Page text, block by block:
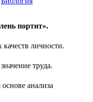
портит».
личности.
труда.
анализа